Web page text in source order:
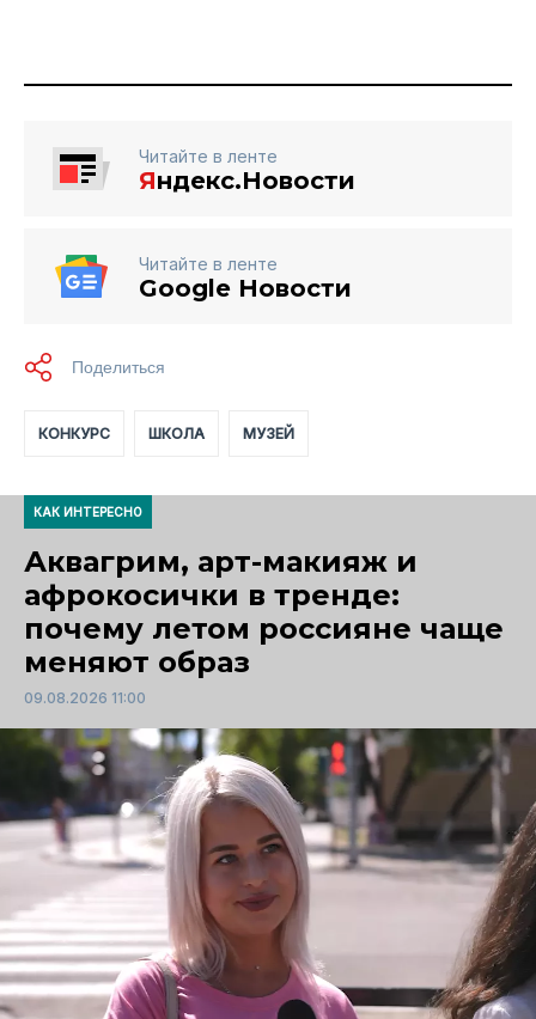
Читайте в ленте
Яндекс.Новости
Читайте в ленте
Google Новости
КОНКУРС ШКОЛА МУЗЕЙ
КАК ИНТЕРЕСНО
Аквагрим, арт-макияж и
афрокосички в тренде:
почему летом россияне чаще
меняют образ
09.08.2026 11:00